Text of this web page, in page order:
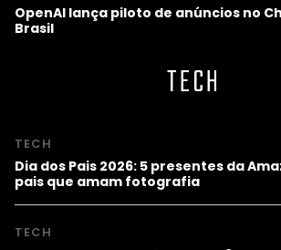
OpenAI lança piloto de anúncios no
Brasil
TECH
TECH
Dia dos Pais 2026: 5 presentes da
pais que amam fotografia
TECH